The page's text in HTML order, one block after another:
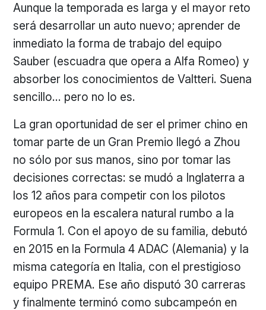
Aunque la temporada es larga y el mayor reto
será desarrollar un auto nuevo; aprender de
inmediato la forma de trabajo del equipo
Sauber (escuadra que opera a Alfa Romeo) y
absorber los conocimientos de Valtteri. Suena
sencillo… pero no lo es.
La gran oportunidad de ser el primer chino en
tomar parte de un Gran Premio llegó a Zhou
no sólo por sus manos, sino por tomar las
decisiones correctas: se mudó a Inglaterra a
los 12 años para competir con los pilotos
europeos en la escalera natural rumbo a la
Formula 1. Con el apoyo de su familia, debutó
en 2015 en la Formula 4 ADAC (Alemania) y la
misma categoría en Italia, con el prestigioso
equipo PREMA. Ese año disputó 30 carreras
y finalmente terminó como subcampeón en